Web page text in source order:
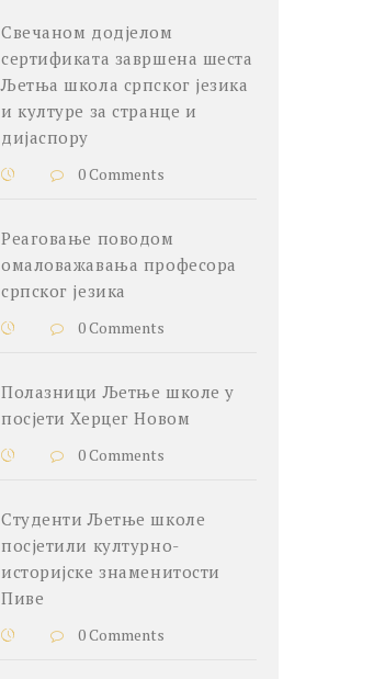
Свечаном додјелом
сертификата завршена шеста
Љетња школа српског језика
и културе за странце и
дијаспору
0 Comments
Реаговање поводом
омаловажавања професора
српског језика
0 Comments
Полазници Љетње школе у
посјети Херцег Новом
0 Comments
Студенти Љетње школе
посјетили културно-
историјске знаменитости
Пиве
0 Comments